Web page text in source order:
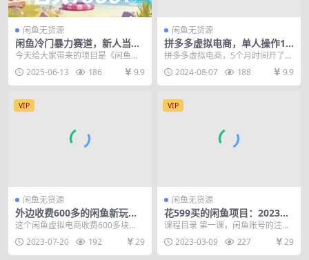
闲鱼无货源
闲鱼冷门暴力赛道，新人当天
开单，利润80%，日入1000+
今天给大家带来的项目是《闲鱼冷
门暴力赛道，新人当天开单，利润8
0%，日入1000...
2025-06-13 186 9.9
闲鱼无货源
拼多多虚拟电商，单人操作10
家店，单店日盈利100+
拼多多虚拟电商，5个月时间开了1
2个店铺，所有店铺都实现了日利润
100+ 另外就...
2024-08-07 188 9.9
VIP
闲鱼无货源
外边收费600多的闲鱼新玩法
虚似电商之拼多多助力项目，
这个闲鱼虚拟电商收费600多块
钱，今天就给大家完整的解析下项
目的整体操作步骤。 ...
2023-07-20 192 29
VIP
闲鱼无货源
花599买的闲鱼项目：2023最
新闲鱼实战课，单号日入300+
课程目录 第一课，闲鱼账号的注意
事项 第二课，闲鱼该不该养号，如
何养号 第三课，...
2023-03-09 227 29